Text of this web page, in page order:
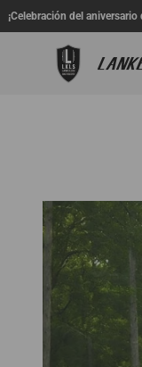
Ir al contenido
de LANKELEISI! 🎉
lankeleisi.eu